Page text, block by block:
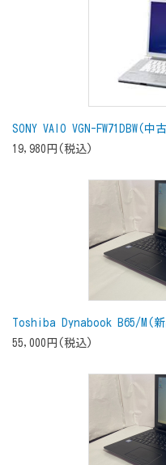
SONY VAIO VGN-FW71DBW(中
19,980円(税込)
Toshiba Dynabook B65/M(
55,000円(税込)